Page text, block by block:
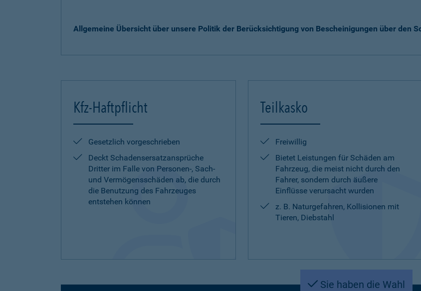
Allgemeine Übersicht über unsere Politik der Berücksichtigung von Bescheinigungen über den
Kfz-Haftpflicht
Gesetzlich vorgeschrieben
Deckt Schadensersatzansprüche
Dritter im Falle von Personen-, Sach-
und Vermögensschäden ab, die durch
die Benutzung des Fahrzeuges
entstehen können
Teilkasko
Freiwillig
Bietet Leistungen für Schäden am
Fahrzeug, die meist nicht durch den
Fahrer, sondern durch äußere
Einflüsse verursacht wurden
z. B. Naturgefahren, Kollisionen mit
Tieren, Diebstahl
Sie haben die Wahl